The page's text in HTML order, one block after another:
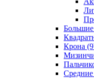
Крона